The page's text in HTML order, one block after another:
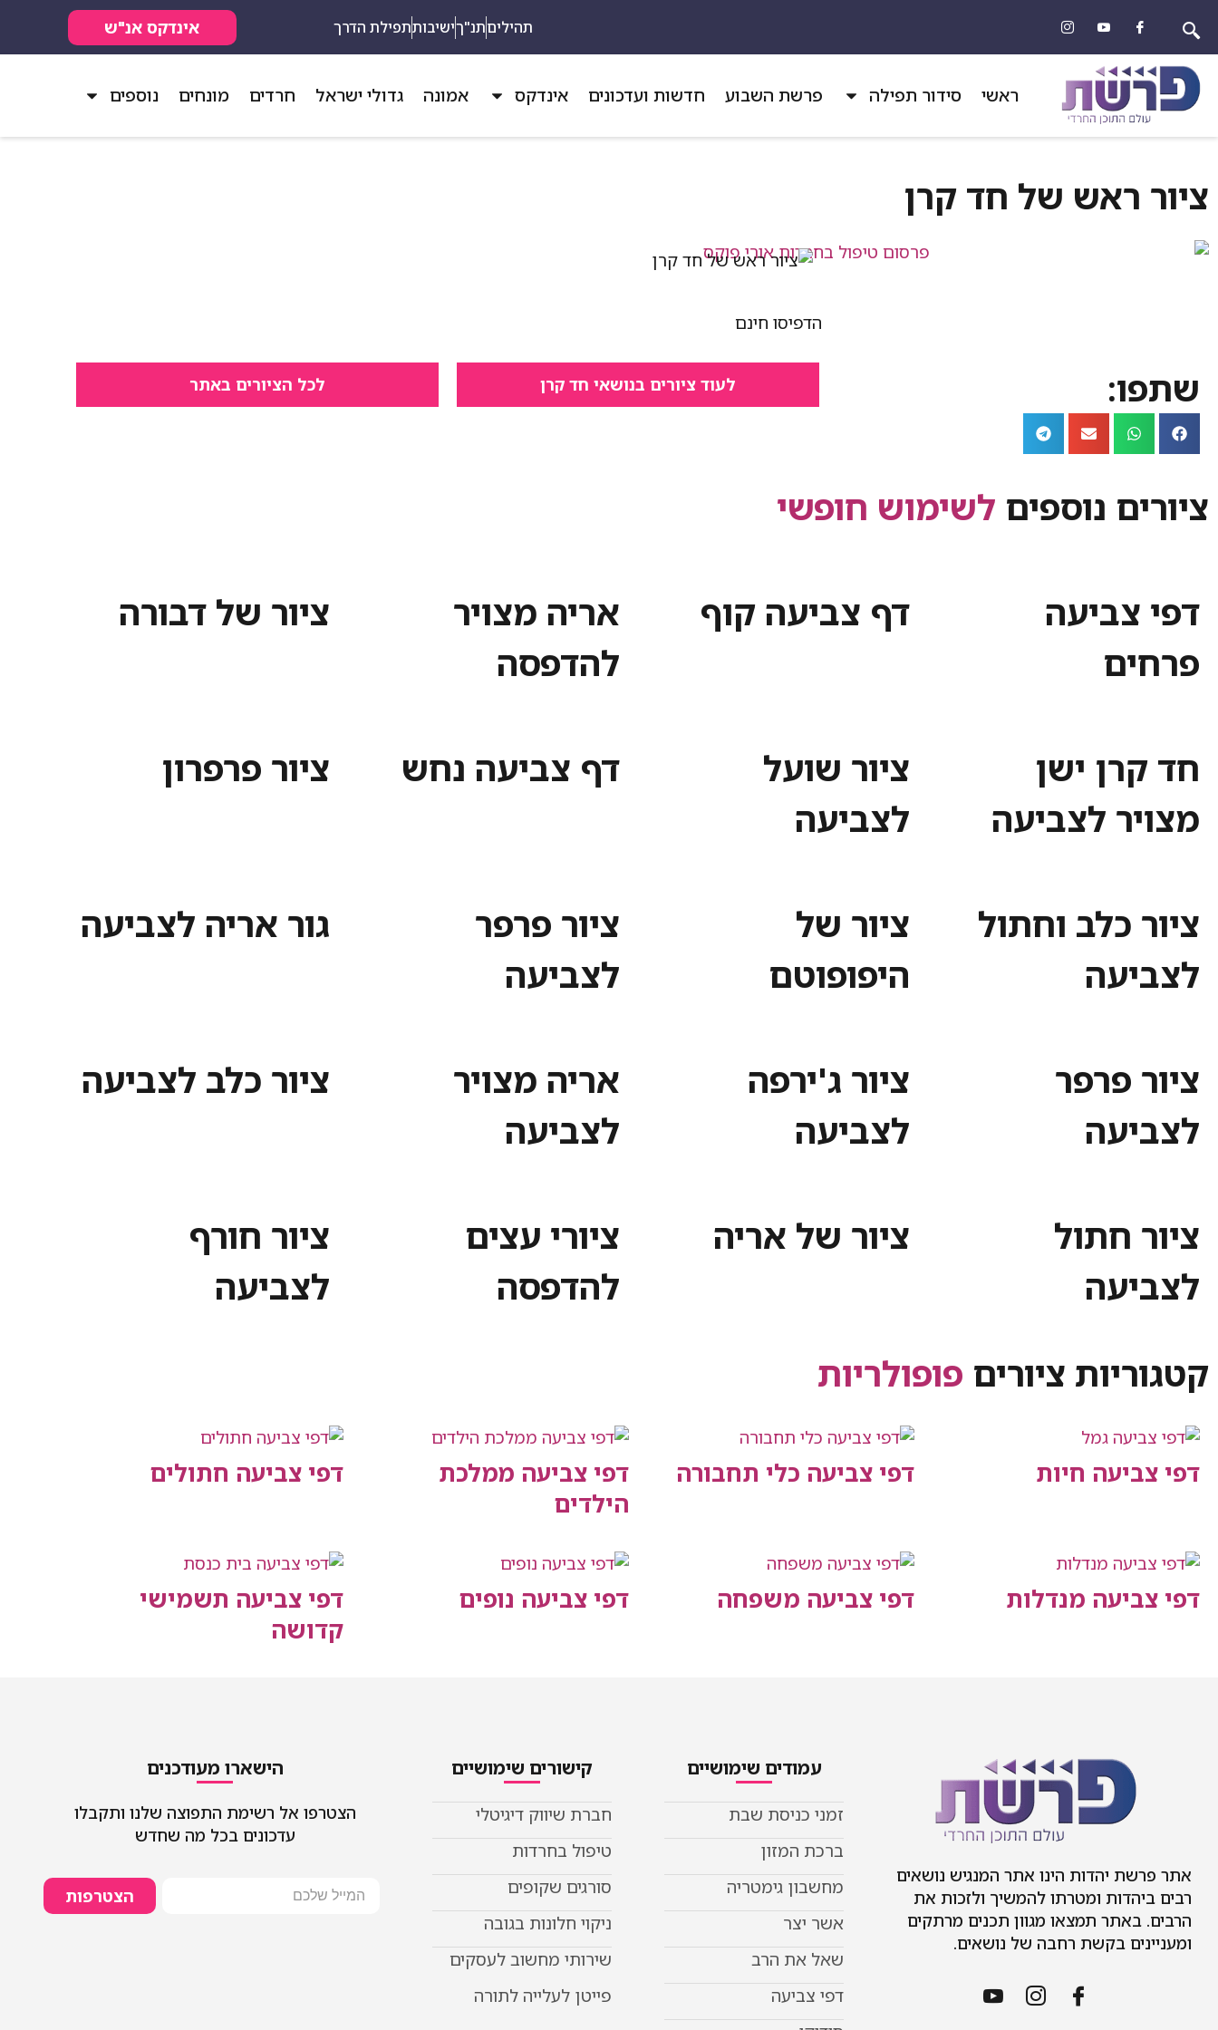
תהיליםתנ"ךישיבותתפילת הדרך אינדקס אנ"ש
ראשי סידור תפילה פרשת השבוע חדשות ועדכונים אינדקס אמונה גדולי ישראל חרדים מונחים נוספים
ציור ראש של חד קרן
הדפיסו חינם
שתפו: לעוד ציורים בנושאי חד קרן לכל הציורים באתר
ציורים נוספים לשימוש חופשי
דפי צביעה
פרחים
דף צביעה קוף
אריה מצויר
להדפסה
ציור של דבורה
חד קרן ישן
מצויר לצביעה
ציור שועל
לצביעה
דף צביעה נחש ציור פרפרון
ציור כלב וחתול
לצביעה
ציור של
היפופוטם
ציור פרפר
לצביעה
גור אריה לצביעה
ציור פרפר
לצביעה
ציור ג'ירפה
לצביעה
אריה מצויר
לצביעה
ציור כלב לצביעה
ציור חתול
לצביעה
ציור של אריה
ציורי עצים
להדפסה
ציור חורף
לצביעה
קטגוריות ציורים פופולריות
דפי צביעה חיות דפי צביעה כלי תחבורה
דפי צביעה ממלכת
הילדים
דפי צביעה חתולים
דפי צביעה מנדלות דפי צביעה משפחה דפי צביעה נופים
דפי צביעה תשמישי
קדושה
אתר פרשת יהדות הינו אתר המנגיש נושאים
רבים ביהדות ומטרתו להמשיך ולזכות את
הרבים. באתר תמצאו מגוון תכנים מרתקים
ומעניינים בקשת רחבה של נושאים.
עמודים שימושיים
זמני כניסת שבת
ברכת המזון
מחשבון גימטריה
אשר יצר
שאל את הרב
דפי צביעה
קישורים שימושיים
חברת שיווק דיגיטלי
טיפול בחרדות
סורגים שקופים
ניקוי חלונות בגובה
שירותי מחשוב לעסקים
פייטן לעלייה לתורה
הישארו מעודכנים
הצטרפו אל רשימת התפוצה שלנו ותקבלו
עדכונים בכל מה שחדש
הצטרפות